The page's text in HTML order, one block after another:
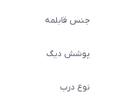
جنس قابلمه
پوشش دیگ
نوع درب